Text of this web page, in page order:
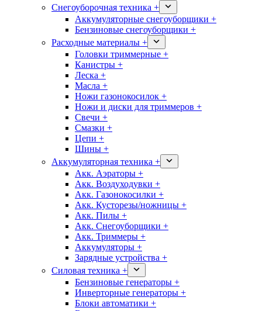
Снегоуборочная техника +
Аккумуляторные снегоуборщики +
Бензиновые снегоуборщики +
Расходные материалы +
Головки триммерные +
Канистры +
Леска +
Масла +
Ножи газонокосилок +
Ножи и диски для триммеров +
Свечи +
Смазки +
Цепи +
Шины +
Аккумуляторная техника +
Акк. Аэраторы +
Акк. Воздуходувки +
Акк. Газонокосилки +
Акк. Кусторезы/ножницы +
Акк. Пилы +
Акк. Снегоуборщики +
Акк. Триммеры +
Аккумуляторы +
Зарядные устройства +
Силовая техника +
Бензиновые генераторы +
Инверторные генераторы +
Блоки автоматики +